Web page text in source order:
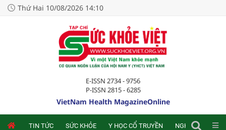
Thứ Hai 10/08/2026 14:10
E-ISSN 2734 - 9756
P-ISSN 2815 - 6285
VietNam Health MagazineOnline
TIN TỨC SỨC KHỎE Y HỌC CỔ TRUYỀN NGHIÊN CỨU